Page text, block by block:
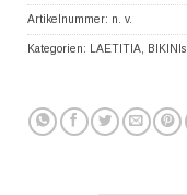
Artikelnummer: n. v.
Kategorien: LAETITIA BIKINIs